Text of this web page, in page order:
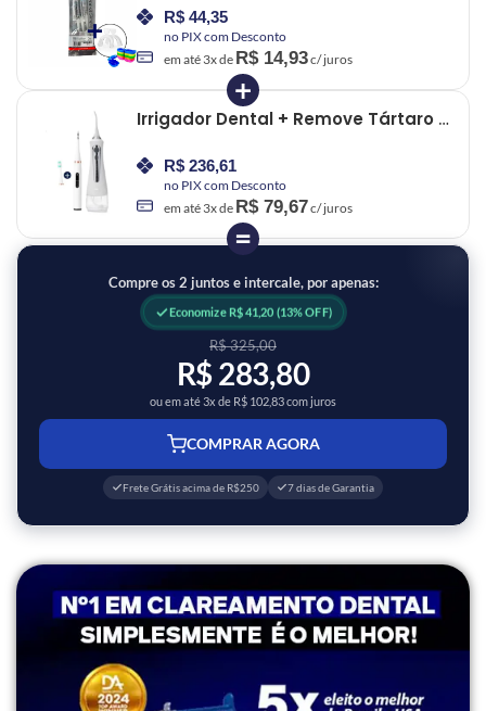
R$ 44,35
no PIX com Desconto
em até 3x de R$14,93c/ juros
+
Irrigador Dental + Remove Tártaro –
R$ 236,61
no PIX com Desconto
em até 3x de R$79,67c/ juros
=
Compre os 2 juntos e intercale, por apenas:
Economize R$ 41,20 (13% OFF)
R$ 325,00
R$ 283,80
ou em até 3x de R$ 102,83 com juros
COMPRAR AGORA
Frete Grátis acima de R$250 7 dias de Garantia